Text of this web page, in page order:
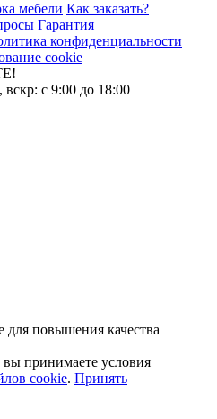
мебели Как заказать?
Гарантия
конфиденциальности
cookie
с 9:00 до 18:00
повышения качества
принимаете условия
cookie. Принять